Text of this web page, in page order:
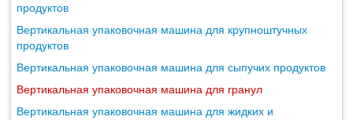
продуктов
Вертикальная упаковочная машина для крупноштучных
продуктов
Вертикальная упаковочная машина для сыпучих продуктов
Вертикальная упаковочная машина для гранул
Вертикальная упаковочная машина для жидких и